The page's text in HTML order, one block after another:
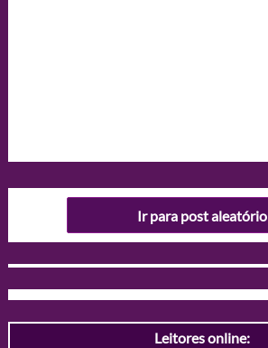
Ir para post aleatório
Leitores online: